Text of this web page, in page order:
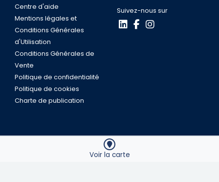
Voir la carte
Centre d'aide
Mentions légales et
Conditions Générales
d'Utilisation
Conditions Générales de
Vente
Politique de confidentialité
Politique de cookies
Charte de publication
Suivez-nous sur
Coppten © 2026